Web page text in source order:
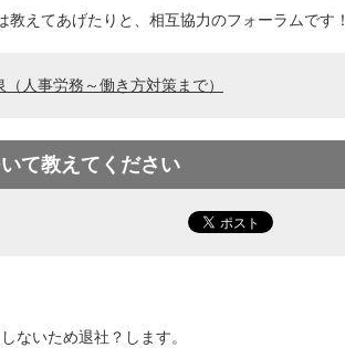
えてあげたりと、相互協力のフォーラムです！
人事労務～働き方対策まで）
て教えてください
ないため退社？します。